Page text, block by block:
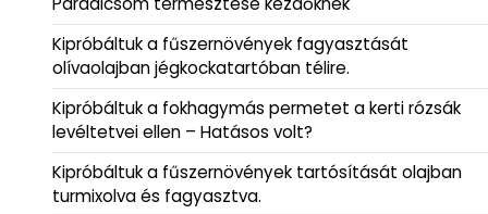
Kipróbáltuk a fűszernövények fagyasztását
olívaolajban jégkockatartóban télire.
Kipróbáltuk a fokhagymás permetet a kerti rózsák
levéltetvei ellen – Hatásos volt?
Kipróbáltuk a fűszernövények tartósítását olajban
turmixolva és fagyasztva.